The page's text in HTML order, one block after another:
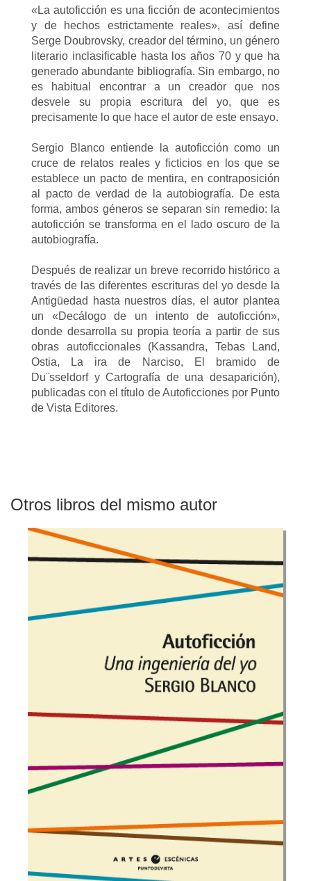
«La autoficción es una ficción de acontecimientos
y de hechos estrictamente reales», así define
Serge Doubrovsky, creador del término, un género
literario inclasificable hasta los años 70 y que ha
generado abundante bibliografía. Sin embargo, no
es habitual encontrar a un creador que nos
desvele su propia escritura del yo, que es
precisamente lo que hace el autor de este ensayo.
Sergio Blanco entiende la autoficción como un
cruce de relatos reales y ficticios en los que se
establece un pacto de mentira, en contraposición
al pacto de verdad de la autobiografía. De esta
forma, ambos géneros se separan sin remedio: la
autoficción se transforma en el lado oscuro de la
autobiografía.
Después de realizar un breve recorrido histórico a
través de las diferentes escrituras del yo desde la
Antigüedad hasta nuestros días, el autor plantea
un «Decálogo de un intento de autoficción»,
donde desarrolla su propia teoría a partir de sus
obras autoficcionales (Kassandra, Tebas Land,
Ostia, La ira de Narciso, El bramido de
Du¨sseldorf y Cartografía de una desaparición),
publicadas con el título de Autoficciones por Punto
de Vista Editores.
Otros libros del mismo autor